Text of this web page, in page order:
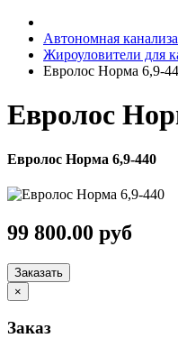
Автономная
Жироуловители для
Евролос Норма 6,9-
Евролос
Евролос Норма 6,9-440
99 800.00 руб
Заказать
×
Заказ